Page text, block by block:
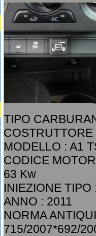
TIPO
COSTRUTTORE
MODELLO : A1
CODICE
63 Kw
INIEZIONE
ANNO : 2011
NORMA
715/2007*692/